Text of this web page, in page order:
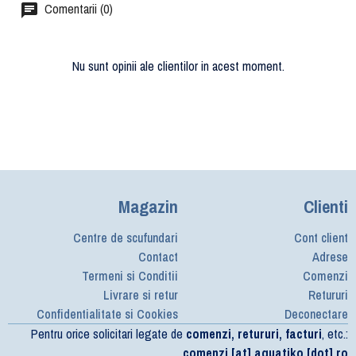
Comentarii (0)
Nu sunt opinii ale clientilor in acest moment.
Magazin
Centre de scufundari
Contact
Termeni si Conditii
Livrare si retur
Confidentialitate si Cookies
Clienti
Cont client
Adrese
Comenzi
Retururi
Deconectare
Pentru orice solicitari legate de comenzi, retururi, facturi, etc.: